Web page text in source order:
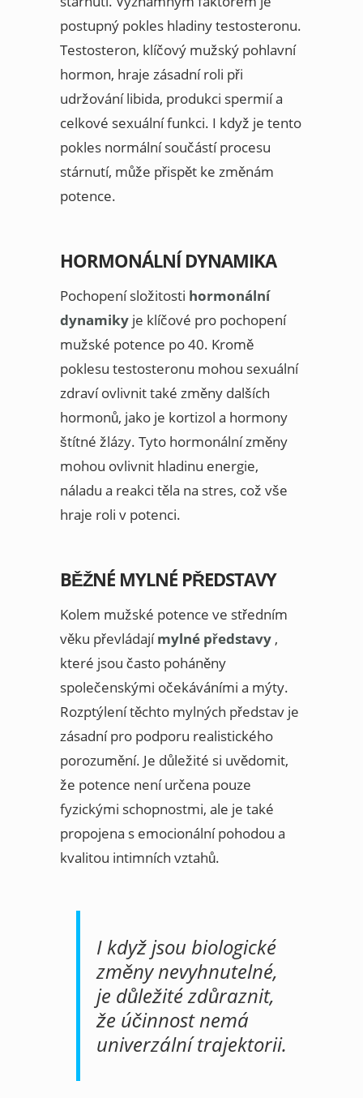
postupný pokles hladiny testosteronu.
Testosteron, klíčový mužský pohlavní
hormon, hraje zásadní roli při
udržování libida, produkci spermií a
celkové sexuální funkci. I když je tento
pokles normální součástí procesu
stárnutí, může přispět ke změnám
potence.
HORMONÁLNÍ DYNAMIKA
Pochopení složitosti hormonální
dynamiky je klíčové pro pochopení
mužské potence po 40. Kromě
poklesu testosteronu mohou sexuální
zdraví ovlivnit také změny dalších
hormonů, jako je kortizol a hormony
štítné žlázy. Tyto hormonální změny
mohou ovlivnit hladinu energie,
náladu a reakci těla na stres, což vše
hraje roli v potenci.
BĚŽNÉ MYLNÉ PŘEDSTAVY
Kolem mužské potence ve středním
věku převládajímylné představy ,
které jsou často poháněny
společenskými očekáváními a mýty.
Rozptýlení těchto mylných představ je
zásadní pro podporu realistického
porozumění. Je důležité si uvědomit,
že potence není určena pouze
fyzickými schopnostmi, ale je také
propojena s emocionální pohodou a
kvalitou intimních vztahů.
I když jsou biologické
změny nevyhnutelné,
je důležité zdůraznit,
že účinnost nemá
univerzální trajektorii.